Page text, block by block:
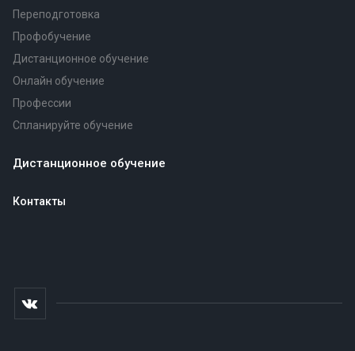
Переподготовка
Профобучение
Дистанционное обучение
Онлайн обучение
Профессии
Спланируйте обучение
Дистанционное обучение
Контакты